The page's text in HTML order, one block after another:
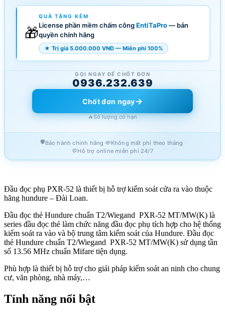
🎁
QUÀ TẶNG KÈM
License phần mềm chấm côngEntiTaPro— bản
quyền chính hãng
★ Trị giá 5.000.000 VNĐ — Miễn phí 100%
GỌI NGAY ĐỂ CHỐT ĐƠN
0936.232.639
Chốt đơn ngay→
🔥Số lượng có hạn
🛡️Bảo hành chính hãng ·💸Không mất phí theo tháng ·
💬Hỗ trợ online miễn phí 24/7
Đầu đọc phụ PXR-52 là thiết bị hỗ trợ kiểm soát cửa ra vào thuộc
hãng hundure – Đài Loan.
Đầu đọc thẻ Hundure chuẩn T2/Wiegand PXR-52 MT/MW(K) là
series đầu đọc thẻ làm chức năng đầu đọc phụ tích hợp cho hệ thống
kiểm soát ra vào và bộ trung tâm kiểm soát của Hundure. Đầu đọc
thẻ Hundure chuẩn T2/Wiegand PXR-52 MT/MW(K) sử dụng tần
số 13.56 MHz chuẩn Mifare tiện dụng.
Phù hợp là thiết bị hỗ trợ cho giải pháp kiểm soát an ninh cho chung
cư, văn phòng, nhà máy,…
Tính năng nổi bật